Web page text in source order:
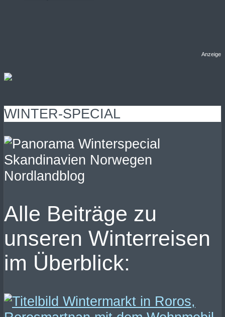
Anzeige
WINTER-SPECIAL
Alle Beiträge zu
unseren Winterreisen
im Überblick: